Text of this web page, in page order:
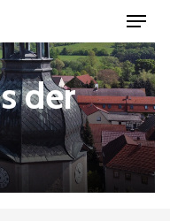
Menu
der
Close
Menu